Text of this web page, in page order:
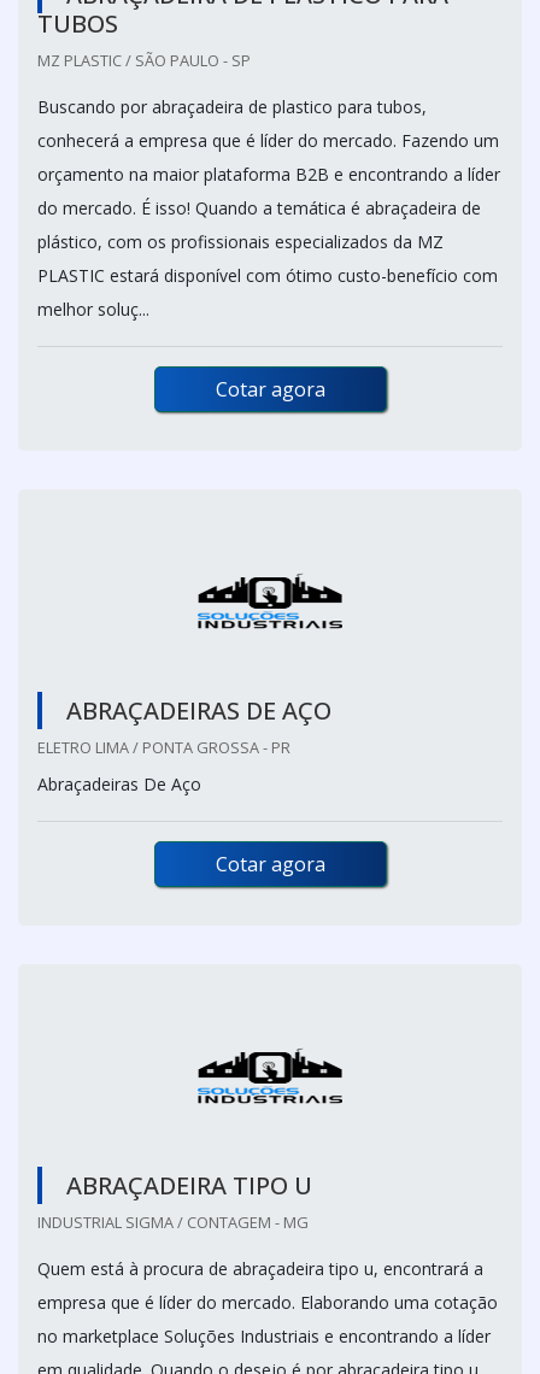
TUBOS
MZ PLASTIC / SÃO PAULO - SP
Buscando por abraçadeira de plastico para tubos,
conhecerá a empresa que é líder do mercado. Fazendo um
orçamento na maior plataforma B2B e encontrando a líder
do mercado. É isso! Quando a temática é abraçadeira de
plástico, com os profissionais especializados da MZ
PLASTIC estará disponível com ótimo custo-benefício com
melhor soluç...
Cotar agora
ABRAÇADEIRAS DE AÇO
ELETRO LIMA / PONTA GROSSA - PR
Abraçadeiras De Aço
Cotar agora
ABRAÇADEIRA TIPO U
INDUSTRIAL SIGMA / CONTAGEM - MG
Quem está à procura de abraçadeira tipo u, encontrará a
empresa que é líder do mercado. Elaborando uma cotação
no marketplace Soluções Industriais e encontrando a líder